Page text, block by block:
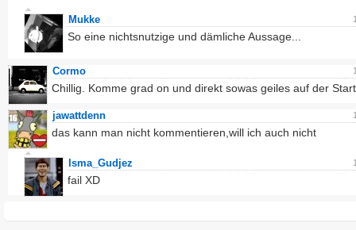
Mukke
So eine nichtsnutzige und dämliche Aussage...
Cormo
Chillig. Komme grad on und direkt sowas geiles auf der
jawattdenn
das kann man nicht kommentieren,will ich auch nicht
Isma_Gudjez
fail XD